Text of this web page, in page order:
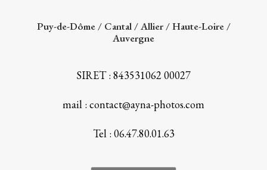
Puy-de-Dôme / Cantal / Allier / Haute-Loire /
Auvergne
SIRET : 843531062 00027
mail : contact@ayna-photos.com
Tel : 06.47.80.01.63